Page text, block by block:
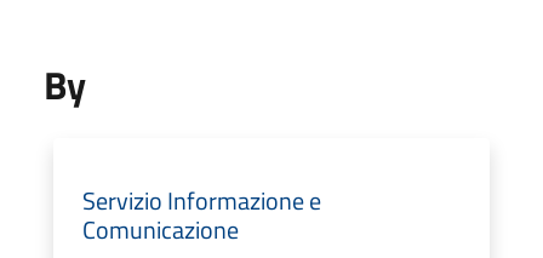
By
Servizio Informazione e
Comunicazione